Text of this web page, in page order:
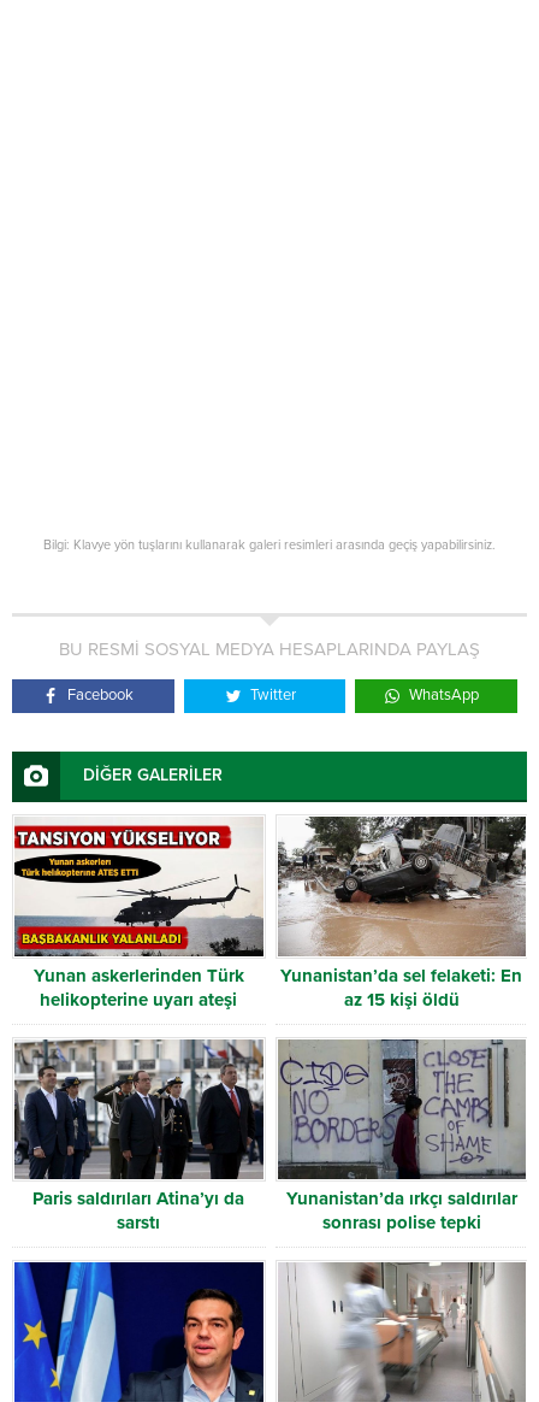
Bilgi: Klavye yön tuşlarını kullanarak galeri resimleri arasında geçiş yapabilirsiniz.
BU RESMİ SOSYAL MEDYA HESAPLARINDA PAYLAŞ
Facebook Twitter WhatsApp
DİĞER GALERİLER
Yunan askerlerinden Türk
helikopterine uyarı ateşi
Yunanistan’da sel felaketi: En
az 15 kişi öldü
Paris saldırıları Atina’yı da
sarstı
Yunanistan’da ırkçı saldırılar
sonrası polise tepki